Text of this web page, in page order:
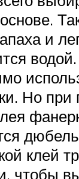
и
Но
клей
чтобы